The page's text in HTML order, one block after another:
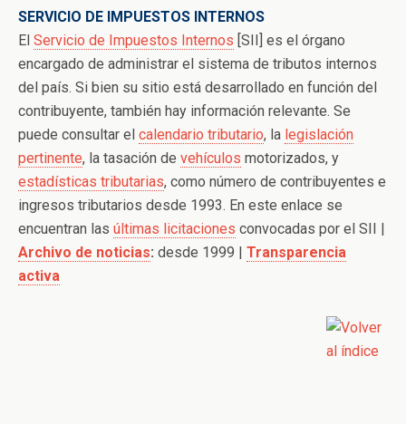
SERVICIO DE IMPUESTOS INTERNOS
El Servicio de Impuestos Internos [SII] es el órgano
encargado de administrar el sistema de tributos internos
del país. Si bien su sitio está desarrollado en función del
contribuyente, también hay información relevante. Se
puede consultar el calendario tributario, la legislación
pertinente, la tasación de vehículos motorizados, y
estadísticas tributarias, como número de contribuyentes e
ingresos tributarios desde 1993. En este enlace se
encuentran las últimas licitaciones convocadas por el SII |
Archivo de noticias: desde 1999 | Transparencia
activa